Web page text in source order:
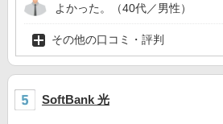
よかった。（40代／男性）
その他の口コミ・評判
SoftBank 光